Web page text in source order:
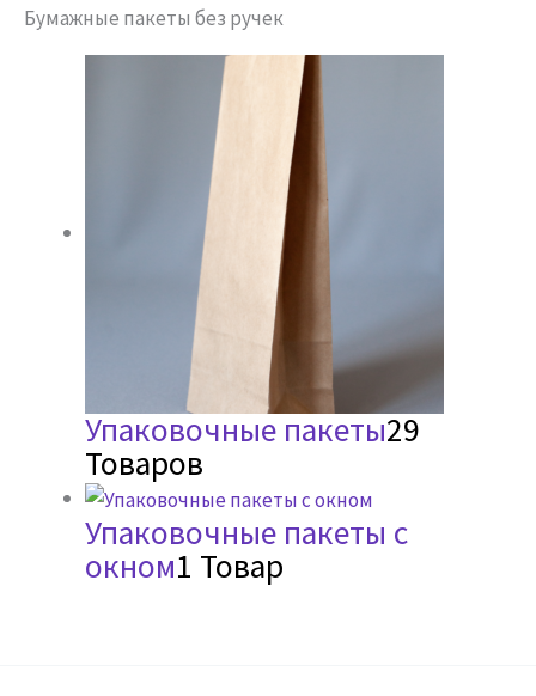
Бумажные пакеты без ручек
Упаковочные пакеты29
Товаров
Упаковочные пакеты с
окном1 Товар